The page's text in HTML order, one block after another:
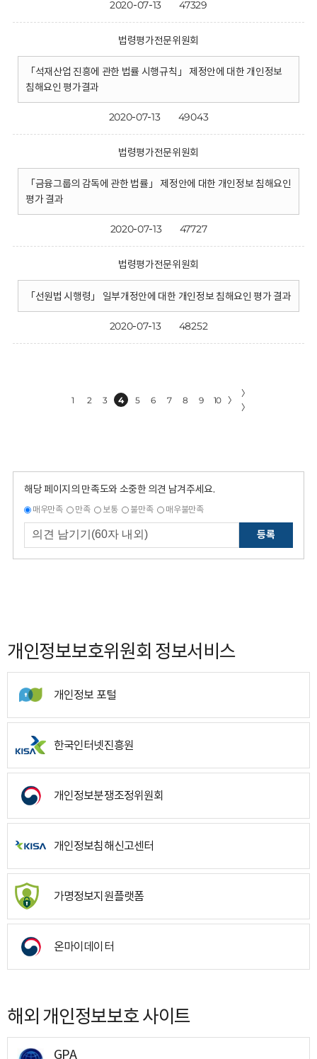
2020-07-13 47329
법령평가전문위원회
「석재산업 진흥에 관한 법률 시행규칙」 제정안에 대한 개인정보
침해요인 평가결과
2020-07-13 49043
법령평가전문위원회
「금융그룹의 감독에 관한 법률」 제정안에 대한 개인정보 침해요인
평가 결과
2020-07-13 47727
법령평가전문위원회
「선원법 시행령」 일부개정안에 대한 개인정보 침해요인 평가 결과
2020-07-13 48252
1 2 3 4 5 6 7 8 9 10 〉
〉
〉
해당 페이지의 만족도와 소중한 의견 남겨주세요.
매우만족 만족 보통 불만족 매우불만족
등록
개인정보보호위원회 정보서비스
개인정보 포털
한국인터넷진흥원
개인정보분쟁조정위원회
개인정보침해신고센터
가명정보지원플랫폼
온마이데이터
해외 개인정보보호 사이트
GPA